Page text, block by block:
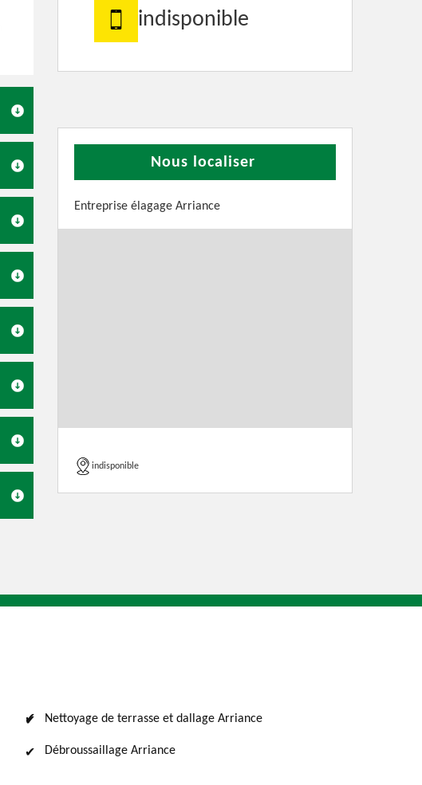
indisponible
Nous localiser
Entreprise élagage Arriance
indisponible
Nettoyage de terrasse et dallage Arriance
Débroussaillage Arriance